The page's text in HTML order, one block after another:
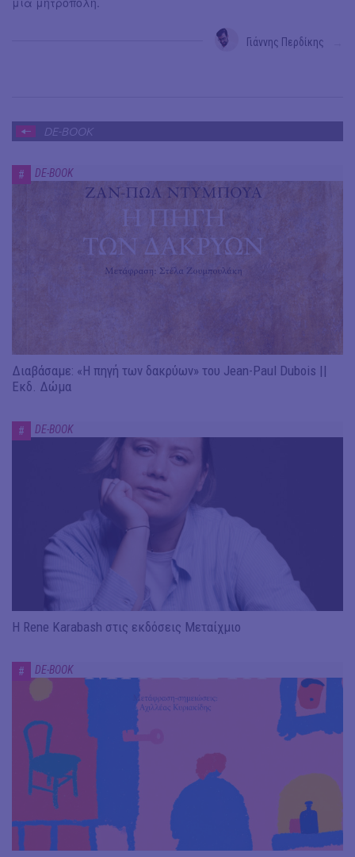
Γιάννης Περδίκης
DE-BOOK
# DE-BOOK
Διαβάσαμε: «Η πηγή των δακρύων» του Jean-Paul Dubois ||
Εκδ. Δώμα
# DE-BOOK
Η Rene Karabash στις εκδόσεις Μεταίχμιο
# DE-BOOK